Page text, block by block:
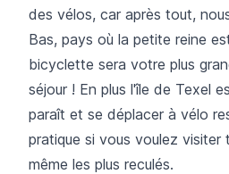
des vélos, car après tout,
Bas, pays où la petite reine
bicyclette sera votre plus
séjour ! En plus l'île de Texel
paraît et se déplacer à vélo
pratique si vous voulez visiter
même les plus reculés.